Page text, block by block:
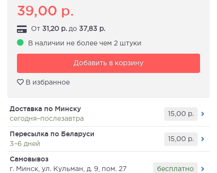
39,00 р.
От 31,20 р. до 37,83 р.
В наличии не более чем 2 штуки
Добавить в корзину
В избранное
Доставка по Минску
сегодня–послезавтра
15,00 р.
Пересылка по Беларуси
3–6 дней
15,00 р.
Самовывоз
г. Минск, ул. Кульман, д. 9, пом. 27
бесплатно